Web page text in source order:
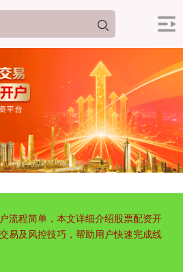
流程简单，本文详细介绍股票配资开
易及风控技巧，帮助用户快速完成线